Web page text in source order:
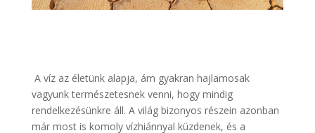
A víz az életünk alapja, ám gyakran hajlamosak
vagyunk természetesnek venni, hogy mindig
rendelkezésünkre áll. A világ bizonyos részein azonban
már most is komoly vízhiánnyal küzdenek, és a